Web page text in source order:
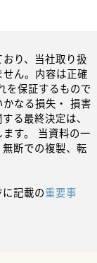
り、当社取り扱
ん。内容は正確
を保証するもので
なる損失・ 損害
る最終決定は、
す。 当資料の一
断での複製、転
記載の重要事